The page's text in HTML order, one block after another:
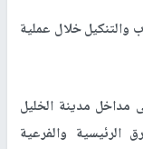
والتنكيل خلال عملية
مدينة الخليل
الرئيسية والفرعية